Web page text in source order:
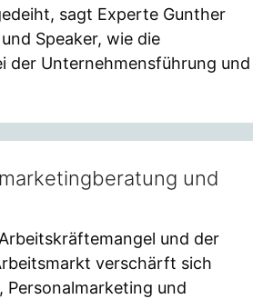
sagt Experte Gunther
Speaker, wie die
der Unternehmensführung und
und
und der
verschärft sich
Personalmarketing und